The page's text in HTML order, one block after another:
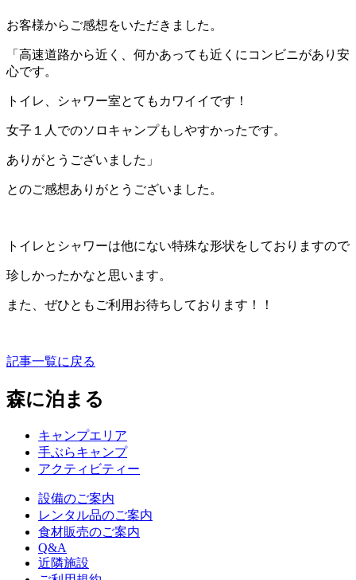
お客様からご感想をいただきました。
「高速道路から近く、何かあっても近くにコンビニがあり安
心です。
トイレ、シャワー室とてもカワイイです！
女子１人でのソロキャンプもしやすかったです。
ありがとうございました」
とのご感想ありがとうございました。
トイレとシャワーは他にない特殊な形状をしておりますので
珍しかったかなと思います。
また、ぜひともご利用お待ちしております！！
記事一覧に戻る
森に泊まる
キャンプエリア
手ぶらキャンプ
アクティビティー
設備のご案内
レンタル品のご案内
食材販売のご案内
Q&A
近隣施設